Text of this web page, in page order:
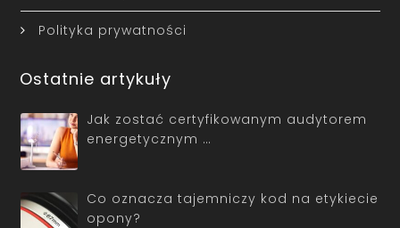
Polityka prywatności
Ostatnie artykuły
Jak zostać certyfikowanym audytorem
energetycznym …
Co oznacza tajemniczy kod na etykiecie
opony?